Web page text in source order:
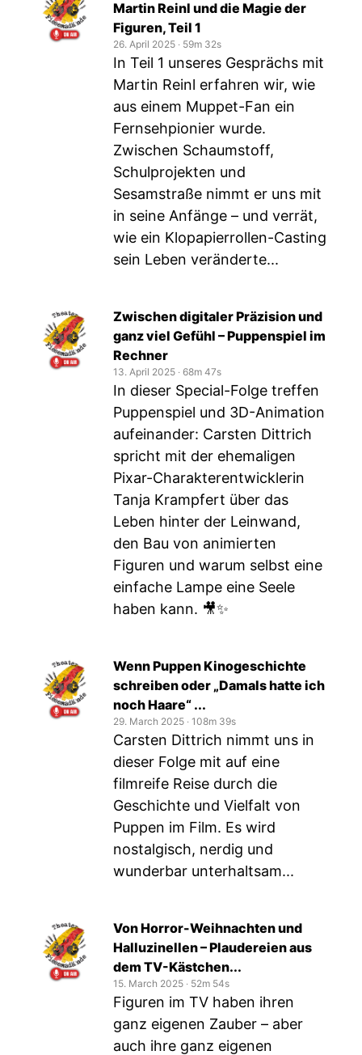
Martin Reinl und die Magie der
Figuren, Teil 1
26. April 2025 ‧ 59m 32s
In Teil 1 unseres Gesprächs mit
Martin Reinl erfahren wir, wie
aus einem Muppet-Fan ein
Fernsehpionier wurde.
Zwischen Schaumstoff,
Schulprojekten und
Sesamstraße nimmt er uns mit
in seine Anfänge – und verrät,
wie ein Klopapierrollen-Casting
sein Leben veränderte...
Zwischen digitaler Präzision und
ganz viel Gefühl – Puppenspiel im
Rechner
13. April 2025 ‧ 68m 47s
In dieser Special-Folge treffen
Puppenspiel und 3D-Animation
aufeinander: Carsten Dittrich
spricht mit der ehemaligen
Pixar-Charakterentwicklerin
Tanja Krampfert über das
Leben hinter der Leinwand,
den Bau von animierten
Figuren und warum selbst eine
einfache Lampe eine Seele
haben kann. 🎥✨
Wenn Puppen Kinogeschichte
schreiben oder „Damals hatte ich
noch Haare“ ...
29. March 2025 ‧ 108m 39s
Carsten Dittrich nimmt uns in
dieser Folge mit auf eine
filmreife Reise durch die
Geschichte und Vielfalt von
Puppen im Film. Es wird
nostalgisch, nerdig und
wunderbar unterhaltsam...
Von Horror-Weihnachten und
Halluzinellen – Plaudereien aus
dem TV-Kästchen...
15. March 2025 ‧ 52m 54s
Figuren im TV haben ihren
ganz eigenen Zauber – aber
auch ihre ganz eigenen